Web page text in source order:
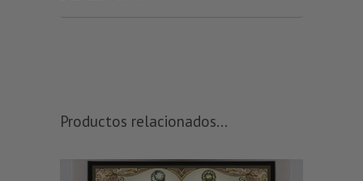
Productos relacionados...